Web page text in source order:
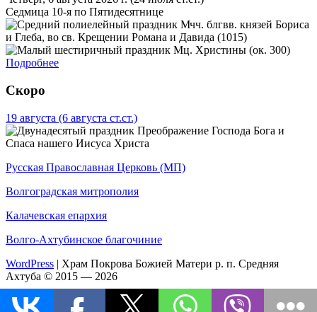
Седмица 10-я по Пятидесятнице
Мчч. блгвв. князей Бориса
и Глеба, во св. Крещении Романа и Давида (1015)
Мц. Христины (ок. 300)
Подробнее
Скоро
19 августа (6 августа ст.ст.)
Преображение Господа Бога и
Спаса нашего Иисуса Христа
Русская Православная Церковь (МП)
Волгоградская митрополия
Калачевская епархия
Волго-Ахтубинское благочиние
WordPress | Храм Покрова Божией Матери р. п. Средняя
Ахтуба © 2015 — 2026